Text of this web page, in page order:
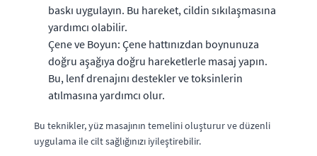
baskı uygulayın. Bu hareket, cildin sıkılaşmasına
yardımcı olabilir.
Çene ve Boyun: Çene hattınızdan boynunuza
doğru aşağıya doğru hareketlerle masaj yapın.
Bu, lenf drenajını destekler ve toksinlerin
atılmasına yardımcı olur.
Bu teknikler, yüz masajının temelini oluşturur ve düzenli
uygulama ile cilt sağlığınızı iyileştirebilir.